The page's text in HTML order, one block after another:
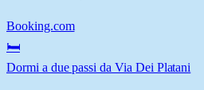
Booking.com
🛏️
Dormi a due passi da Via Dei Platani